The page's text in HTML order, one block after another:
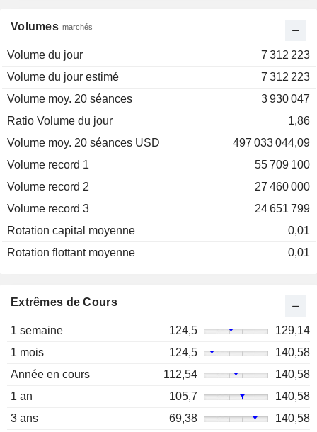
Volumes marchés
Volume du jour
7 312 223
Volume du jour estimé
7 312 223
Volume moy. 20 séances
3 930 047
Ratio Volume du jour
1,86
Volume moy. 20 séances USD
497 033 044,09
Volume record 1
55 709 100
Volume record 2
27 460 000
Volume record 3
24 651 799
Rotation capital moyenne
0,01
Rotation flottant moyenne
0,01
Extrêmes de Cours
1 semaine 124,5
129,14
1 mois
124,5
140,58
Année en cours
112,54
140,58
1 an
105,7
140,58
3 ans
69,38
140,58